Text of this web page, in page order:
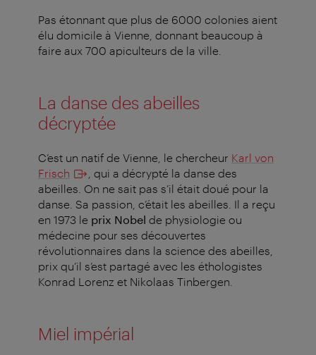
Pas étonnant que plus de 6000 colonies aient
élu domicile à Vienne, donnant beaucoup à
faire aux 700 apiculteurs de la ville.
La danse des abeilles
décryptée
C’est un natif de Vienne, le chercheur Karl von
Frisch
, qui a décrypté la danse des
abeilles. On ne sait pas s’il était doué pour la
danse. Sa passion, c’était les abeilles. Il a reçu
en 1973 le prix Nobel de physiologie ou
médecine pour ses découvertes
révolutionnaires dans la science des abeilles,
prix qu’il s’est partagé avec les éthologistes
Konrad Lorenz et Nikolaas Tinbergen.
Miel impérial